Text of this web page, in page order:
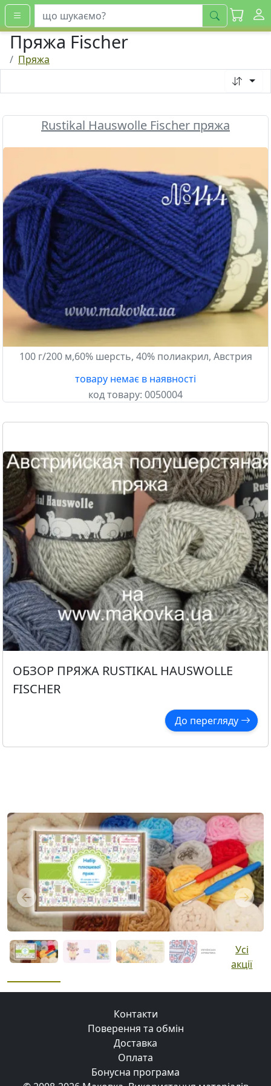
шукати
Пряжа Fischer
Пряжа
Rustikal Hauswolle Fischer пряжа
100 г/200 м,60% шерсть, 40% полиакрил, Австрия
товару немає в наявності
код товару: 0050004
ОБЗОР ПРЯЖА RUSTIKAL HAUSWOLLE
FISCHER
До перегляду
Previous Next
Усі
акції
Контакти
Поверення та обмін
Доставка
Оплата
Бонусна програма